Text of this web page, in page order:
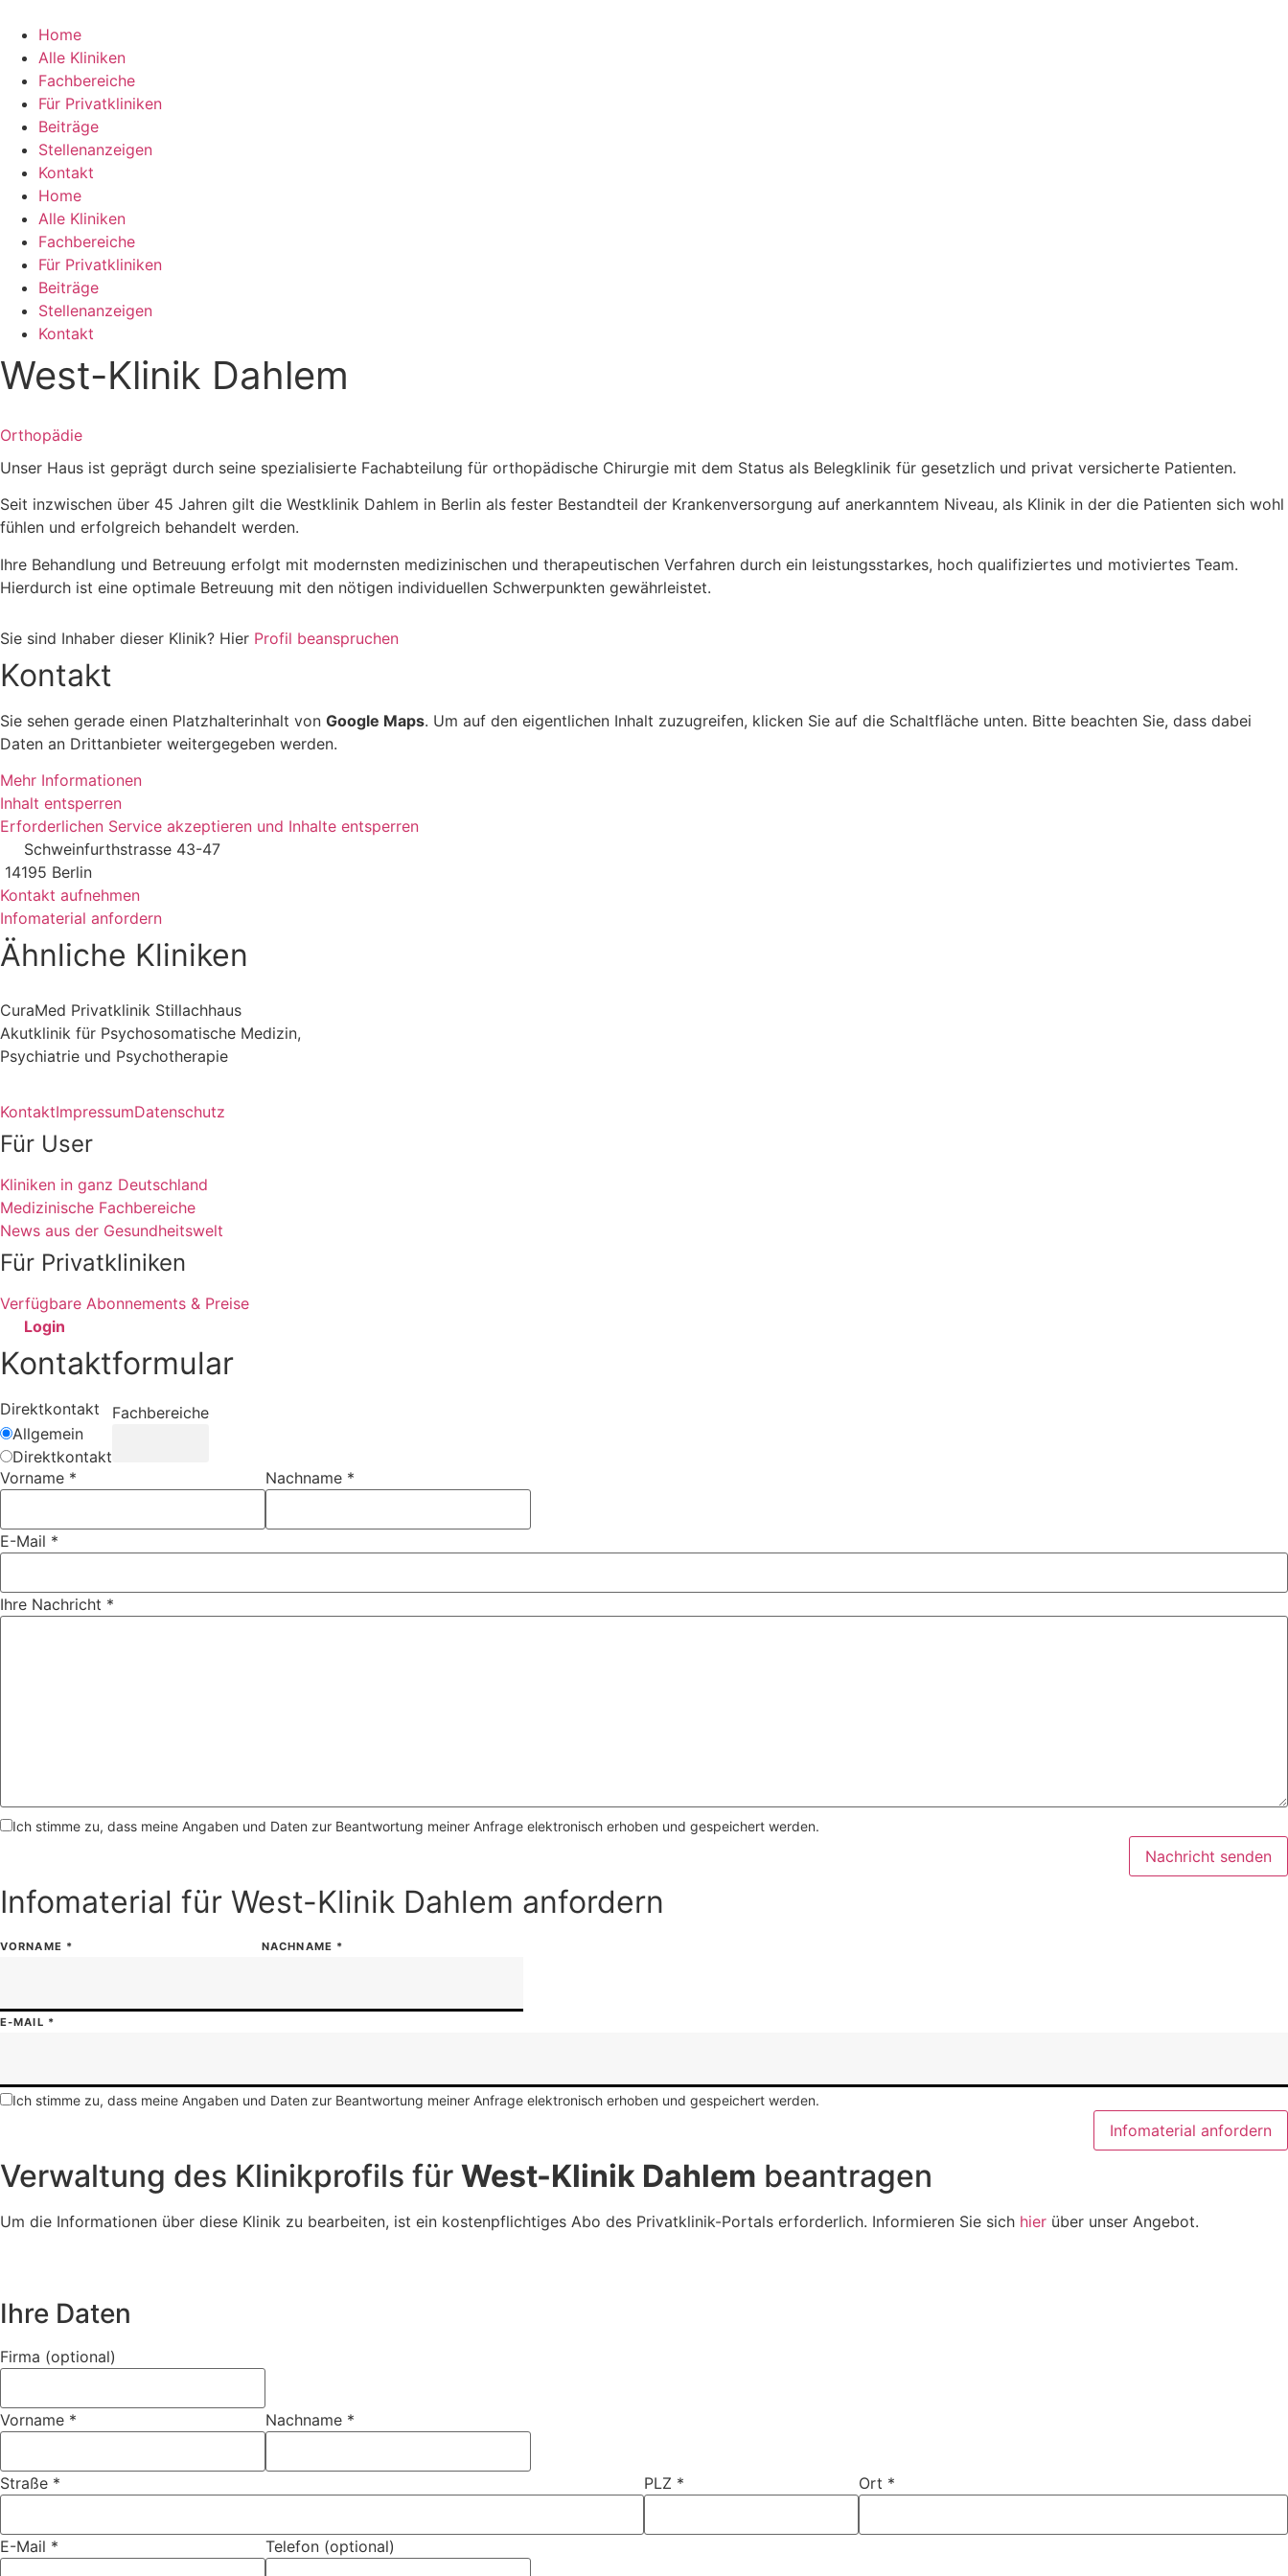
Inhalt
springen
Home
Alle Kliniken
Fachbereiche
Für Privatkliniken
Beiträge
Stellenanzeigen
Kontakt
Home
Alle Kliniken
Fachbereiche
Für Privatkliniken
Beiträge
Stellenanzeigen
Kontakt
West-Klinik Dahlem
Orthopädie
Unser Haus ist geprägt durch seine spezialisierte Fachabteilung für orthopädische Chirurgie mit dem Status als Belegklinik für gesetzlich und privat versicherte Patienten.
Seit inzwischen über 45 Jahren gilt die Westklinik Dahlem in Berlin als fester Bestandteil der Krankenversorgung auf anerkanntem Niveau, als Klinik in der die Patienten sich wohl
fühlen und erfolgreich behandelt werden.
Ihre Behandlung und Betreuung erfolgt mit modernsten medizinischen und therapeutischen Verfahren durch ein leistungsstarkes, hoch qualifiziertes und motiviertes Team.
Hierdurch ist eine optimale Betreuung mit den nötigen individuellen Schwerpunkten gewährleistet.
Sie sind Inhaber dieser Klinik? Hier Profil beanspruchen
Kontakt
Sie sehen gerade einen Platzhalterinhalt von Google Maps. Um auf den eigentlichen Inhalt zuzugreifen, klicken Sie auf die Schaltfläche unten. Bitte beachten Sie, dass dabei
Daten an Drittanbieter weitergegeben werden.
Mehr Informationen
Inhalt entsperren
Erforderlichen Service akzeptieren und Inhalte entsperren
Schweinfurthstrasse 43-47
14195 Berlin
Kontakt aufnehmen
Infomaterial anfordern
Ähnliche Kliniken
CuraMed Privatklinik Stillachhaus
Akutklinik für Psychosomatische Medizin,
Psychiatrie und Psychotherapie
KontaktImpressumDatenschutz
Für User
Kliniken in ganz Deutschland
Medizinische Fachbereiche
News aus der Gesundheitswelt
Für Privatkliniken
Verfügbare Abonnements & Preise
Login
Kontaktformular
Direktkontakt
Allgemein
Direktkontakt
Fachbereiche
Vorname * Nachname *
E-Mail *
Ihre Nachricht *
Ich stimme zu, dass meine Angaben und Daten zur Beantwortung meiner Anfrage elektronisch erhoben und gespeichert werden.
Nachricht senden
Infomaterial für West-Klinik Dahlem anfordern
VORNAME * NACHNAME *
E-MAIL *
Ich stimme zu, dass meine Angaben und Daten zur Beantwortung meiner Anfrage elektronisch erhoben und gespeichert werden.
Infomaterial anfordern
Verwaltung des Klinikprofils für West-Klinik Dahlem beantragen
Um die Informationen über diese Klinik zu bearbeiten, ist ein kostenpflichtiges Abo des Privatklinik-Portals erforderlich. Informieren Sie sich hier über unser Angebot.
Ihre Daten
Firma (optional)
Vorname * Nachname *
Straße * PLZ * Ort *
E-Mail * Telefon (optional)